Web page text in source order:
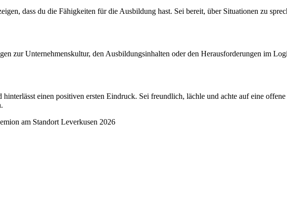
dass du die Fähigkeiten für die Ausbildung hast. Sei bereit, über Situationen zu
zur Unternehmenskultur, den Ausbildungsinhalten oder den Herausforderungen im
einen positiven ersten Eindruck. Sei freundlich, lächle und achte auf eine
am Standort Leverkusen 2026